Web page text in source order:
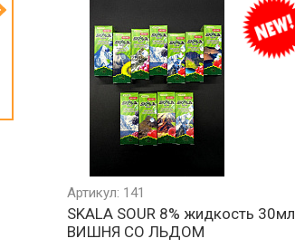
Работаем с ИП
и физлицами
Обмен брака
за наш счет
Артикул: 141
SKALA SOUR 8% жидкость 30мл
ВИШНЯ СО ЛЬДОМ